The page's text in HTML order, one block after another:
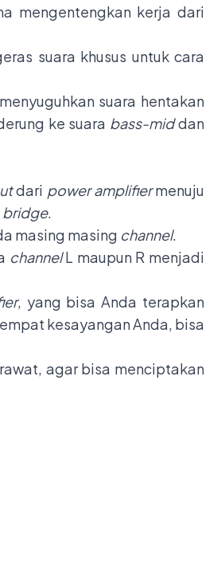
mengentengkan kerja dari
suara khusus untuk cara
suara hentakan
ke suara bass-middan
dari power amplifiermenuju
bridge.
masing masing channel.
channelL maupun R menjadi
, yang bisa Anda terapkan
kesayangan Anda, bisa
agar bisa menciptakan